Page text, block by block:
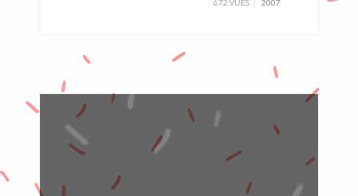
672 VUES 2007